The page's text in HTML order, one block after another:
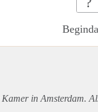
in Amsterdam.